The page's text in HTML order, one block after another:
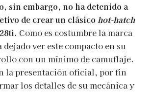
sin embargo, no ha detenido a
de crear un clásico hot-hatch
Como es costumbre la marca
dejado ver este compacto en su
con un mínimo de camuflaje.
la presentación oficial, por fin
los detalles de su mecánica y